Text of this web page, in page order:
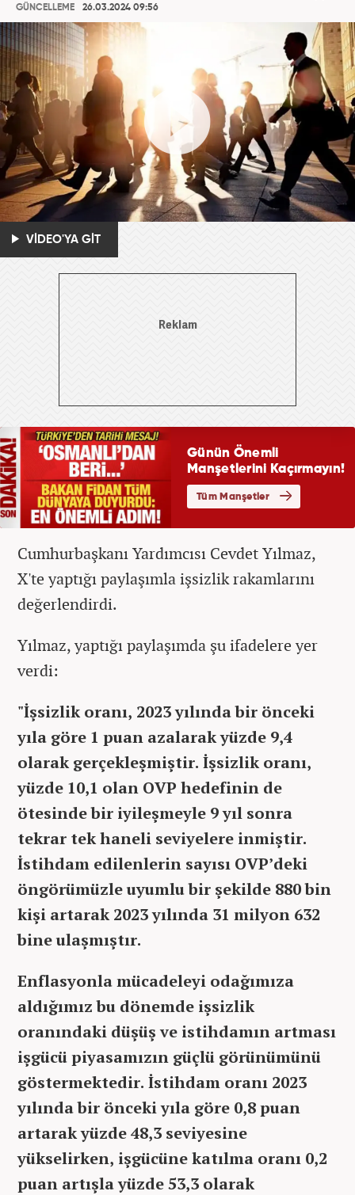
GÜNCELLEME
26.03.2024 09:56
VİDEO'YA GİT
Cumhurbaşkanı Yardımcısı Cevdet Yılmaz,
X'te yaptığı paylaşımla işsizlik rakamlarını
değerlendirdi.
Yılmaz, yaptığı paylaşımda şu ifadelere yer
verdi:
"İşsizlik oranı, 2023 yılında bir önceki
yıla göre 1 puan azalarak yüzde 9,4
olarak gerçekleşmiştir. İşsizlik oranı,
yüzde 10,1 olan OVP hedefinin de
ötesinde bir iyileşmeyle 9 yıl sonra
tekrar tek haneli seviyelere inmiştir.
İstihdam edilenlerin sayısı OVP’deki
öngörümüzle uyumlu bir şekilde 880 bin
kişi artarak 2023 yılında 31 milyon 632
bine ulaşmıştır.
Enflasyonla mücadeleyi odağımıza
aldığımız bu dönemde işsizlik
oranındaki düşüş ve istihdamın artması
işgücü piyasamızın güçlü görünümünü
göstermektedir. İstihdam oranı 2023
yılında bir önceki yıla göre 0,8 puan
artarak yüzde 48,3 seviyesine
yükselirken, işgücüne katılma oranı 0,2
puan artışla yüzde 53,3 olarak